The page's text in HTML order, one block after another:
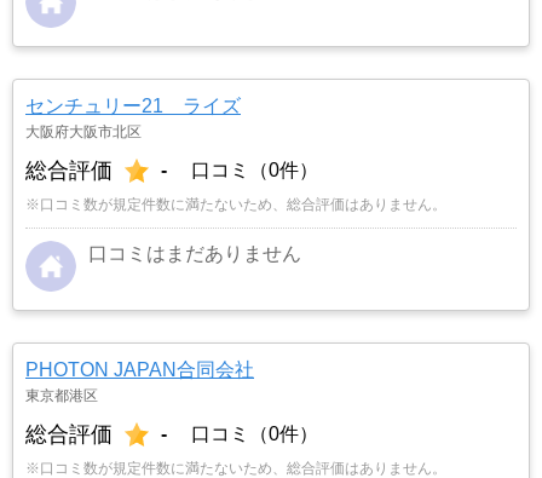
センチュリー21 ライズ
大阪府大阪市北区
総合評価 - 口コミ（0件）
※口コミ数が規定件数に満たないため、総合評価はありません。
口コミはまだありません
PHOTON JAPAN合同会社
東京都港区
総合評価 - 口コミ（0件）
※口コミ数が規定件数に満たないため、総合評価はありません。